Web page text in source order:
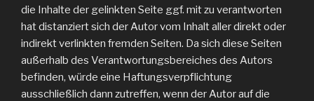
die Inhalte der gelinkten Seite ggf. mit zu verantworten
hat distanziert sich der Autor vom Inhalt aller direkt oder
indirekt verlinkten fremden Seiten. Da sich diese Seiten
außerhalb des Verantwortungsbereiches des Autors
befinden, würde eine Haftungsverpflichtung
ausschließlich dann zutreffen, wenn der Autor auf die